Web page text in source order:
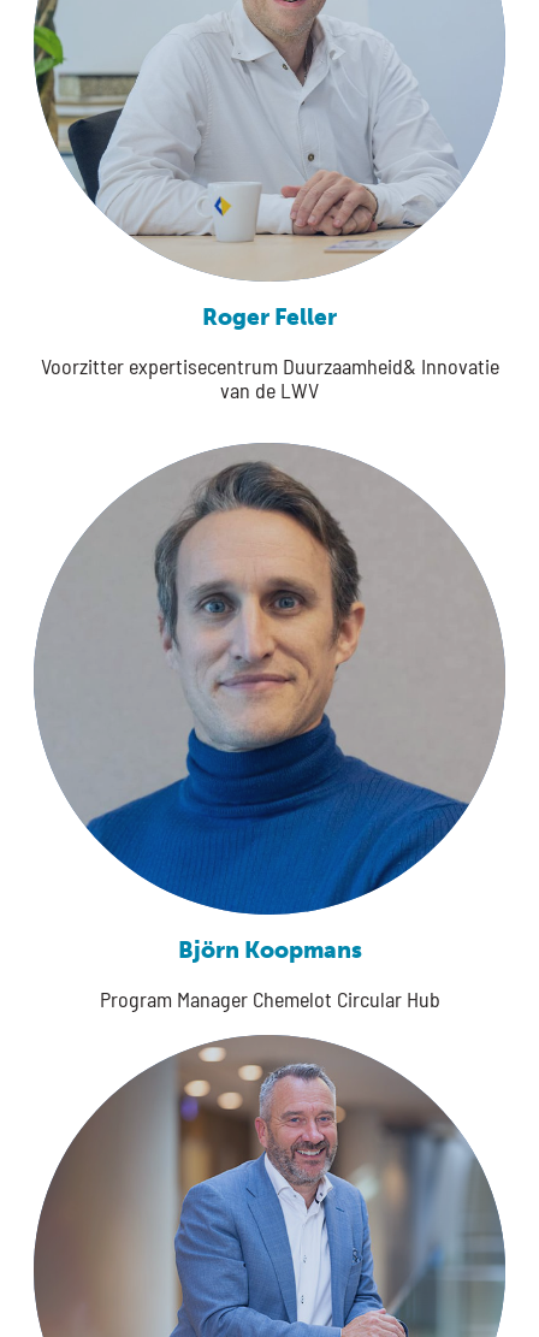
Roger Feller
Voorzitter expertisecentrum Duurzaamheid& Innovatie
van de LWV
Björn Koopmans
Program Manager Chemelot Circular Hub